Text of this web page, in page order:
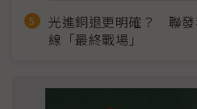
光進銅退更明確？ 聯發
線「最終戰場」